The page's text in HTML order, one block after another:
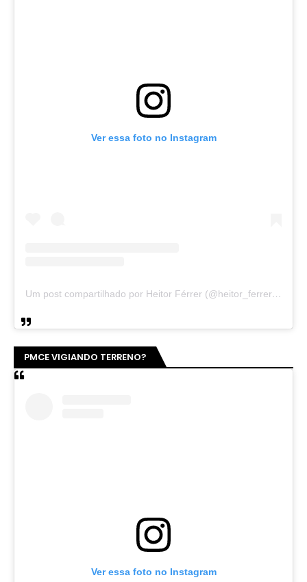
Ver essa foto no Instagram
Um post compartilhado por Heitor Férrer (@heitor_ferrer77)
PMCE VIGIANDO TERRENO?
Ver essa foto no Instagram